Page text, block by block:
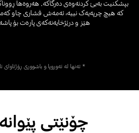
بپشکنیت بەبێ کردنەوەی دەرگاکە. هەروەها
کە هیچ چرپەیەک نییە، ئەمەش فشاری چاو
هێز و درێژخایەنەکەی پارەت بۆ
* تەنها لە ئەوروپا و باشووری ڕۆژئاوای
چۆنێتی